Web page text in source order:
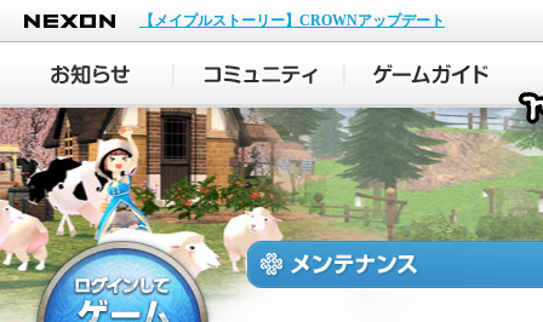
NEXON
【メイプルストーリー】CROWNアップデート